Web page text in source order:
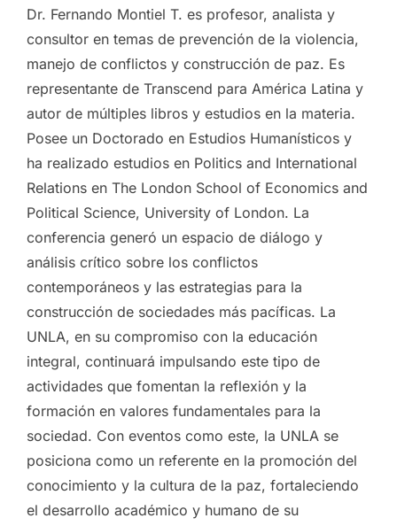
Dr. Fernando Montiel T. es profesor, analista y
consultor en temas de prevención de la violencia,
manejo de conflictos y construcción de paz. Es
representante de Transcend para América Latina y
autor de múltiples libros y estudios en la materia.
Posee un Doctorado en Estudios Humanísticos y
ha realizado estudios en Politics and International
Relations en The London School of Economics and
Political Science, University of London. La
conferencia generó un espacio de diálogo y
análisis crítico sobre los conflictos
contemporáneos y las estrategias para la
construcción de sociedades más pacíficas. La
UNLA, en su compromiso con la educación
integral, continuará impulsando este tipo de
actividades que fomentan la reflexión y la
formación en valores fundamentales para la
sociedad. Con eventos como este, la UNLA se
posiciona como un referente en la promoción del
conocimiento y la cultura de la paz, fortaleciendo
el desarrollo académico y humano de su